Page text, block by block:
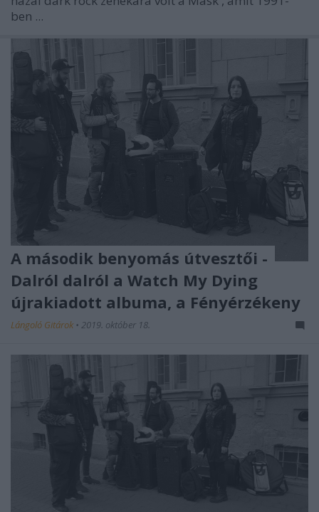
ben ...
A második benyomás útvesztői -
Dalról dalról a Watch My Dying
újrakiadott albuma, a Fényérzékeny
Lángoló Gitárok • 2019. október 18.